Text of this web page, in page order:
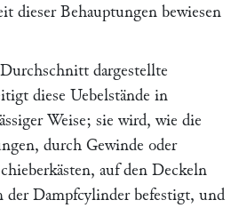
dieser Behauptungen bewiesen
dargestellte
diese Uebelstände in
Weise; sie wird, wie die
durch Gewinde oder
auf den Deckeln
der Dampfcylinder befestigt, und